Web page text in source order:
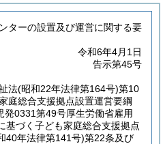
ターの設置及び運営に関する要
令和6年4月1日
告示第45号
法(昭和22年法律第164号)第10
庭総合支援拠点設置運営要綱
0331第49号厚生労働省雇用
基づく子ども家庭総合支援拠点
40年法律第141号)第22条及び